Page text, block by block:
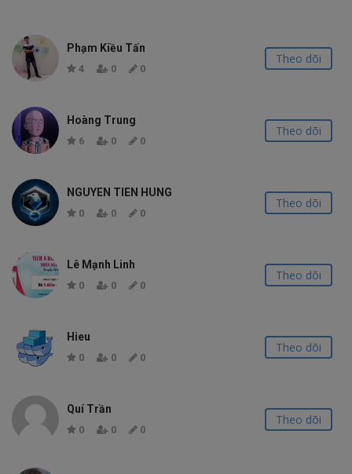
Phạm Kiều Tấn
4 0 0
Theo dõi
Hoàng Trung
6 0 0
Theo dõi
NGUYEN TIEN HUNG
0 0 0
Theo dõi
Lê Mạnh Linh
0 0 0
Theo dõi
Hieu
0 0 0
Theo dõi
Quí Trần
0 0 0
Theo dõi